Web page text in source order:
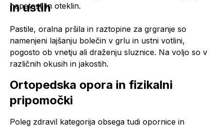
napetosti in oteklin.
in ustih
Pastile, oralna pršila in raztopine za grgranje so
namenjeni lajšanju bolečin v grlu in ustni votlini,
pogosto ob vnetju ali draženju sluznice. Na voljo so v
različnih okusih in jakostih.
Ortopedska opora in fizikalni
pripomočki
Poleg zdravil kategorija obsega tudi opornice in